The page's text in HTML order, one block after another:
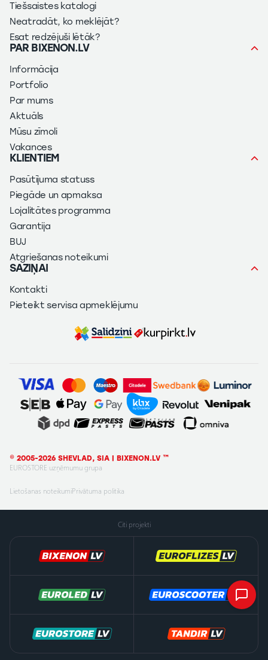
Tiešsaistes katalogi
Neatradāt, ko meklējāt?
Esat redzējuši lētāk?
PAR BIXENON.LV
Informācija
Portfolio
Par mums
Aktuāls
Mūsu zīmoli
Vakances
KLIENTIEM
Pasūtījuma statuss
Piegāde un apmaksa
Lojalitātes programma
Garantija
BUJ
Atgriešanas noteikumi
SAZIŅAI
Kontakti
Pieteikt servisa apmeklējumu
© 2005-2026 SHEVLAD, SIA | BIXENON.LV ™
EUROSTORE uzņēmumu grupa
Lietošanas noteikumiPrivātuma politika
Citi projekti